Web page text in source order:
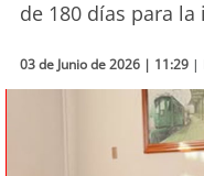
Actualidad
Entretención
de 180 días para
03 de Junio de 2026 | 11:29 |